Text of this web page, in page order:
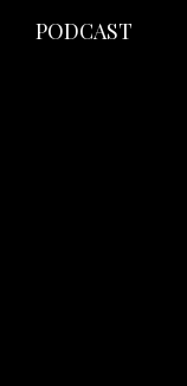
PODCAST